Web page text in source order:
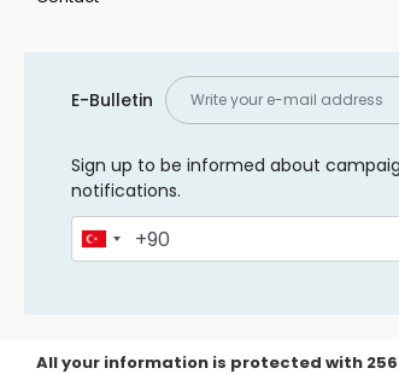
E-Bulletin
Sign up to be informed about
notifications.
All your information is protected with